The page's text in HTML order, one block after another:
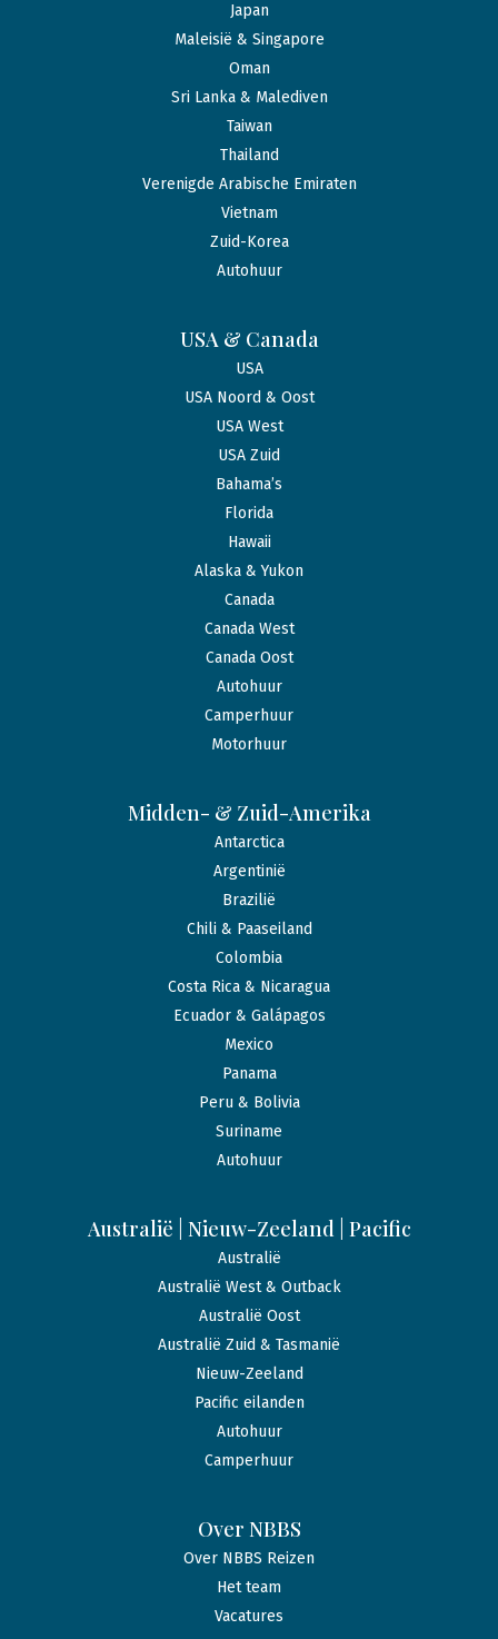
Japan
Maleisië & Singapore
Oman
Sri Lanka & Malediven
Taiwan
Thailand
Verenigde Arabische Emiraten
Vietnam
Zuid-Korea
Autohuur
USA & Canada
USA
USA Noord & Oost
USA West
USA Zuid
Bahama’s
Florida
Hawaii
Alaska & Yukon
Canada
Canada West
Canada Oost
Autohuur
Camperhuur
Motorhuur
Midden- & Zuid-Amerika
Antarctica
Argentinië
Brazilië
Chili & Paaseiland
Colombia
Costa Rica & Nicaragua
Ecuador & Galápagos
Mexico
Panama
Peru & Bolivia
Suriname
Autohuur
Australië | Nieuw-Zeeland | Pacific
Australië
Australië West & Outback
Australië Oost
Australië Zuid & Tasmanië
Nieuw-Zeeland
Pacific eilanden
Autohuur
Camperhuur
Over NBBS
Over NBBS Reizen
Het team
Vacatures